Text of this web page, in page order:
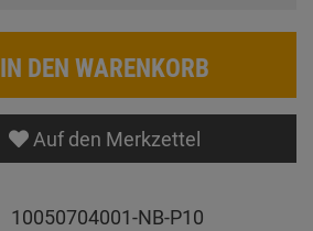
IN DEN WARENKORB
Auf den Merkzettel
10050704001-NB-P10